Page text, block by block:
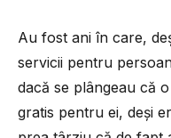
Au fost ani în care,
servicii pentru
dacă se plângeau că
gratis pentru ei, deși